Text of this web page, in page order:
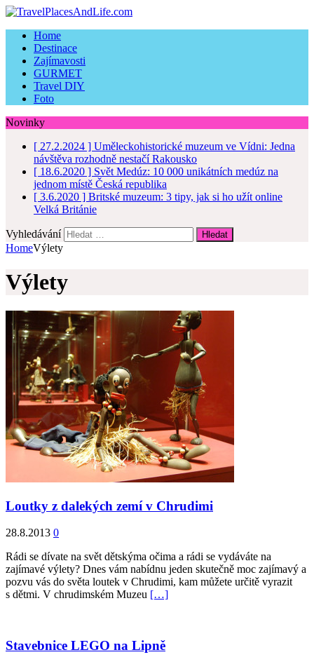
Home
Destinace
Zajímavosti
GURMET
Travel DIY
Foto
Novinky
[ 27.2.2024 ] Uměleckohistorické muzeum ve Vídni: Jedna
návštěva rozhodně nestačíRakousko
[ 18.6.2020 ] Svět Medúz: 10 000 unikátních medúz na
jednom místě Česká republika
[ 3.6.2020 ] Britské muzeum: 3 tipy, jak si ho užít online
Velká Británie
Vyhledávání
HomeVýlety
Výlety
Loutky z dalekých zemí v Chrudimi
28.8.2013 0
Rádi se dívate na svět dětskýma očima a rádi se vydáváte na
zajímavé výlety? Dnes vám nabídnu jeden skutečně moc zajímavý a
pozvu vás do světa loutek v Chrudimi, kam můžete určitě vyrazit
s dětmi. V chrudimském Muzeu […]
Stavebnice LEGO na Lipně